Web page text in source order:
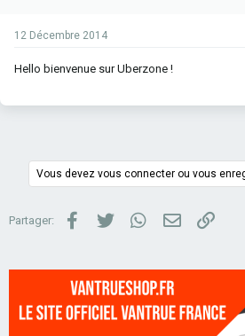
12 Décembre 2014
Hello bienvenue sur Uberzone !
Vous devez vous connecter ou vous
Partager: Facebook
Twitter WhatsApp
Email Lien